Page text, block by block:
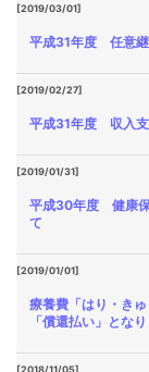
[2019/03/01]
平成31年度 任意継
[2019/02/27]
平成31年度 収入支
[2019/01/31]
平成30年度 健康保
て
[2019/01/01]
療養費「はり・き
「償還払い」とな
[2018/11/05]